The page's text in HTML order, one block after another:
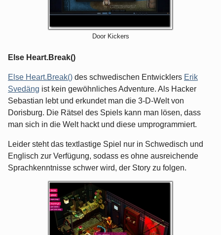
Door Kickers
Else Heart.Break()
Else Heart.Break() des schwedischen Entwicklers Erik
Svedäng ist kein gewöhnliches Adventure. Als Hacker
Sebastian lebt und erkundet man die 3-D-Welt von
Dorisburg. Die Rätsel des Spiels kann man lösen, dass
man sich in die Welt hackt und diese umprogrammiert.
Leider steht das textlastige Spiel nur in Schwedisch und
Englisch zur Verfügung, sodass es ohne ausreichende
Sprachkenntnisse schwer wird, der Story zu folgen.